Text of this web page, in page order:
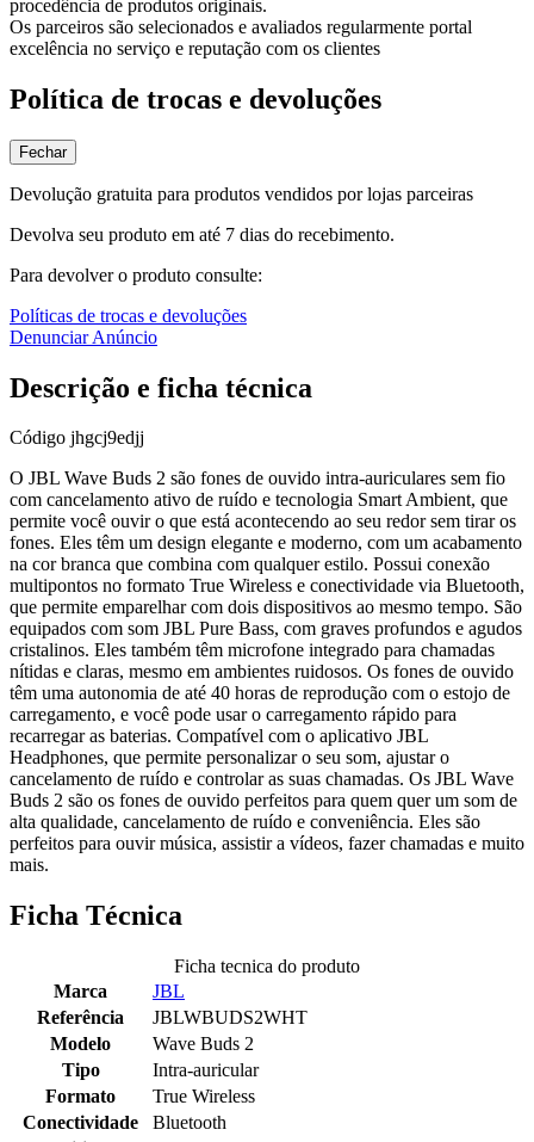
procedência de produtos originais.
Os parceiros são selecionados e avaliados regularmente portal
excelência no serviço e reputação com os clientes
Política de trocas e devoluções
Fechar
Devolução gratuita para produtos vendidos por lojas parceiras
Devolva seu produto em até 7 dias do recebimento.
Para devolver o produto consulte:
Políticas de trocas e devoluções
Denunciar Anúncio
Descrição e ficha técnica
Código jhgcj9edjj
O JBL Wave Buds 2 são fones de ouvido intra-auriculares sem fio
com cancelamento ativo de ruído e tecnologia Smart Ambient, que
permite você ouvir o que está acontecendo ao seu redor sem tirar os
fones. Eles têm um design elegante e moderno, com um acabamento
na cor branca que combina com qualquer estilo. Possui conexão
multipontos no formato True Wireless e conectividade via Bluetooth,
que permite emparelhar com dois dispositivos ao mesmo tempo. São
equipados com som JBL Pure Bass, com graves profundos e agudos
cristalinos. Eles também têm microfone integrado para chamadas
nítidas e claras, mesmo em ambientes ruidosos. Os fones de ouvido
têm uma autonomia de até 40 horas de reprodução com o estojo de
carregamento, e você pode usar o carregamento rápido para
recarregar as baterias. Compatível com o aplicativo JBL
Headphones, que permite personalizar o seu som, ajustar o
cancelamento de ruído e controlar as suas chamadas. Os JBL Wave
Buds 2 são os fones de ouvido perfeitos para quem quer um som de
alta qualidade, cancelamento de ruído e conveniência. Eles são
perfeitos para ouvir música, assistir a vídeos, fazer chamadas e muito
mais.
Ficha Técnica
Ficha tecnica do produto
Marca
JBL
Referência
JBLWBUDS2WHT
Modelo
Wave Buds 2
Tipo
Intra-auricular
Formato
True Wireless
Conectividade
Bluetooth